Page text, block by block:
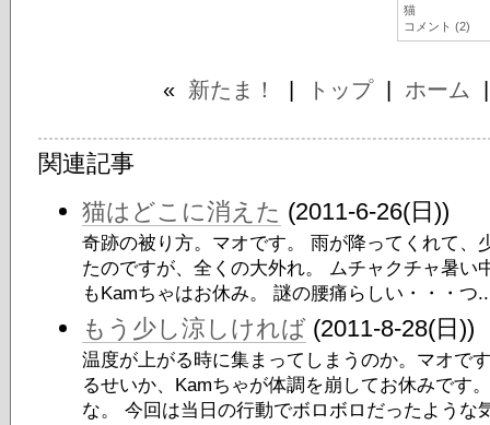
猫
コメント (2)
« 新たま！ トップ| ホーム
関連記事
猫はどこに消えた (2011-6-26(日))
奇跡の被り方。マオです。 雨が降ってくれて、
たのですが、全くの大外れ。 ムチャクチャ暑い
もKamちゃはお休み。 謎の腰痛らしい・・・つ
もう少し涼しければ (2011-8-28(日))
温度が上がる時に集まってしまうのか。マオで
るせいか、Kamちゃが体調を崩してお休みです
な。 今回は当日の行動でボロボロだったような